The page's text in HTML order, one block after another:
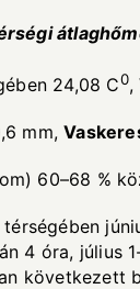
rségiátlaghőm
24,08 C0,
mm,
60–68 %
térségében
4 óra, július
következett